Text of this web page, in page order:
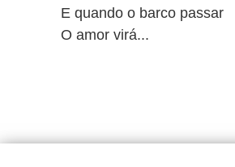
E quando o barco passar
O amor virá...